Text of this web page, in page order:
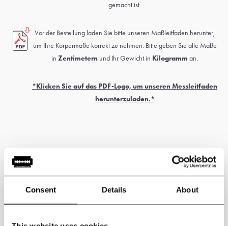
Consent Details About
gemacht ist.
Vor der Bestellung laden Sie bitte unseren Maßleitfaden herunter,
um Ihre Körpermaße korrekt zu nehmen. Bitte geben Sie alle Maße
in Zentimetern und Ihr Gewicht in Kilogramm an.
*Klicken Sie auf das PDF-Logo, um unseren Messleitfaden
herunterzuladen.*
Bitte beachten Sie: Dieses Produkt ist handgefertigt. Die
Lieferzeit beträgt in der Regel 5 bis 6 Wochen.
Verantwortung des Kunden.
* Sonderanfertigungen können nicht umgetauscht oder zurückgegeben